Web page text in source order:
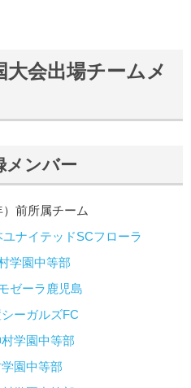
会出場チームメ
ンバー
前所属チーム
ユナイテッドSCフローラ
学園中等部
ゼーラ鹿児島
シーガルズFC
学園中等部
園中等部